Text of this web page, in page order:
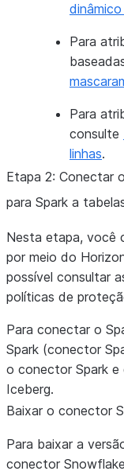
Para
Para
consulte
linhas.
Etapa 2: Conectar
para Spark a
Nesta etapa, você
por meio do
possível consultar
políticas de
Para conectar o
Spark (conector
o conector Spark
Iceberg.
Baixar o conector
Para baixar a
conector